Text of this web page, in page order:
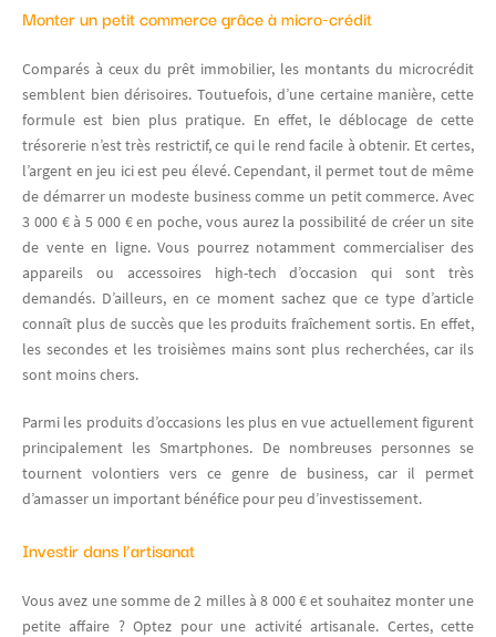
Monter un petit commerce grâce à micro-crédit
Comparés à ceux du prêt immobilier, les montants du microcrédit
semblent bien dérisoires. Toutuefois, d’une certaine manière, cette
formule est bien plus pratique. En effet, le déblocage de cette
trésorerie n’est très restrictif, ce qui le rend facile à obtenir. Et certes,
l’argent en jeu ici est peu élevé. Cependant, il permet tout de même
de démarrer un modeste business comme un petit commerce. Avec
3 000 € à 5 000 € en poche, vous aurez la possibilité de créer un site
de vente en ligne. Vous pourrez notamment commercialiser des
appareils ou accessoires high-tech d’occasion qui sont très
demandés. D’ailleurs, en ce moment sachez que ce type d’article
connaît plus de succès que les produits fraîchement sortis. En effet,
les secondes et les troisièmes mains sont plus recherchées, car ils
sont moins chers.
Parmi les produits d’occasions les plus en vue actuellement figurent
principalement les Smartphones. De nombreuses personnes se
tournent volontiers vers ce genre de business, car il permet
d’amasser un important bénéfice pour peu d’investissement.
Investir dans l’artisanat
Vous avez une somme de 2 milles à 8 000 € et souhaitez monter une
petite affaire ? Optez pour une activité artisanale. Certes, cette